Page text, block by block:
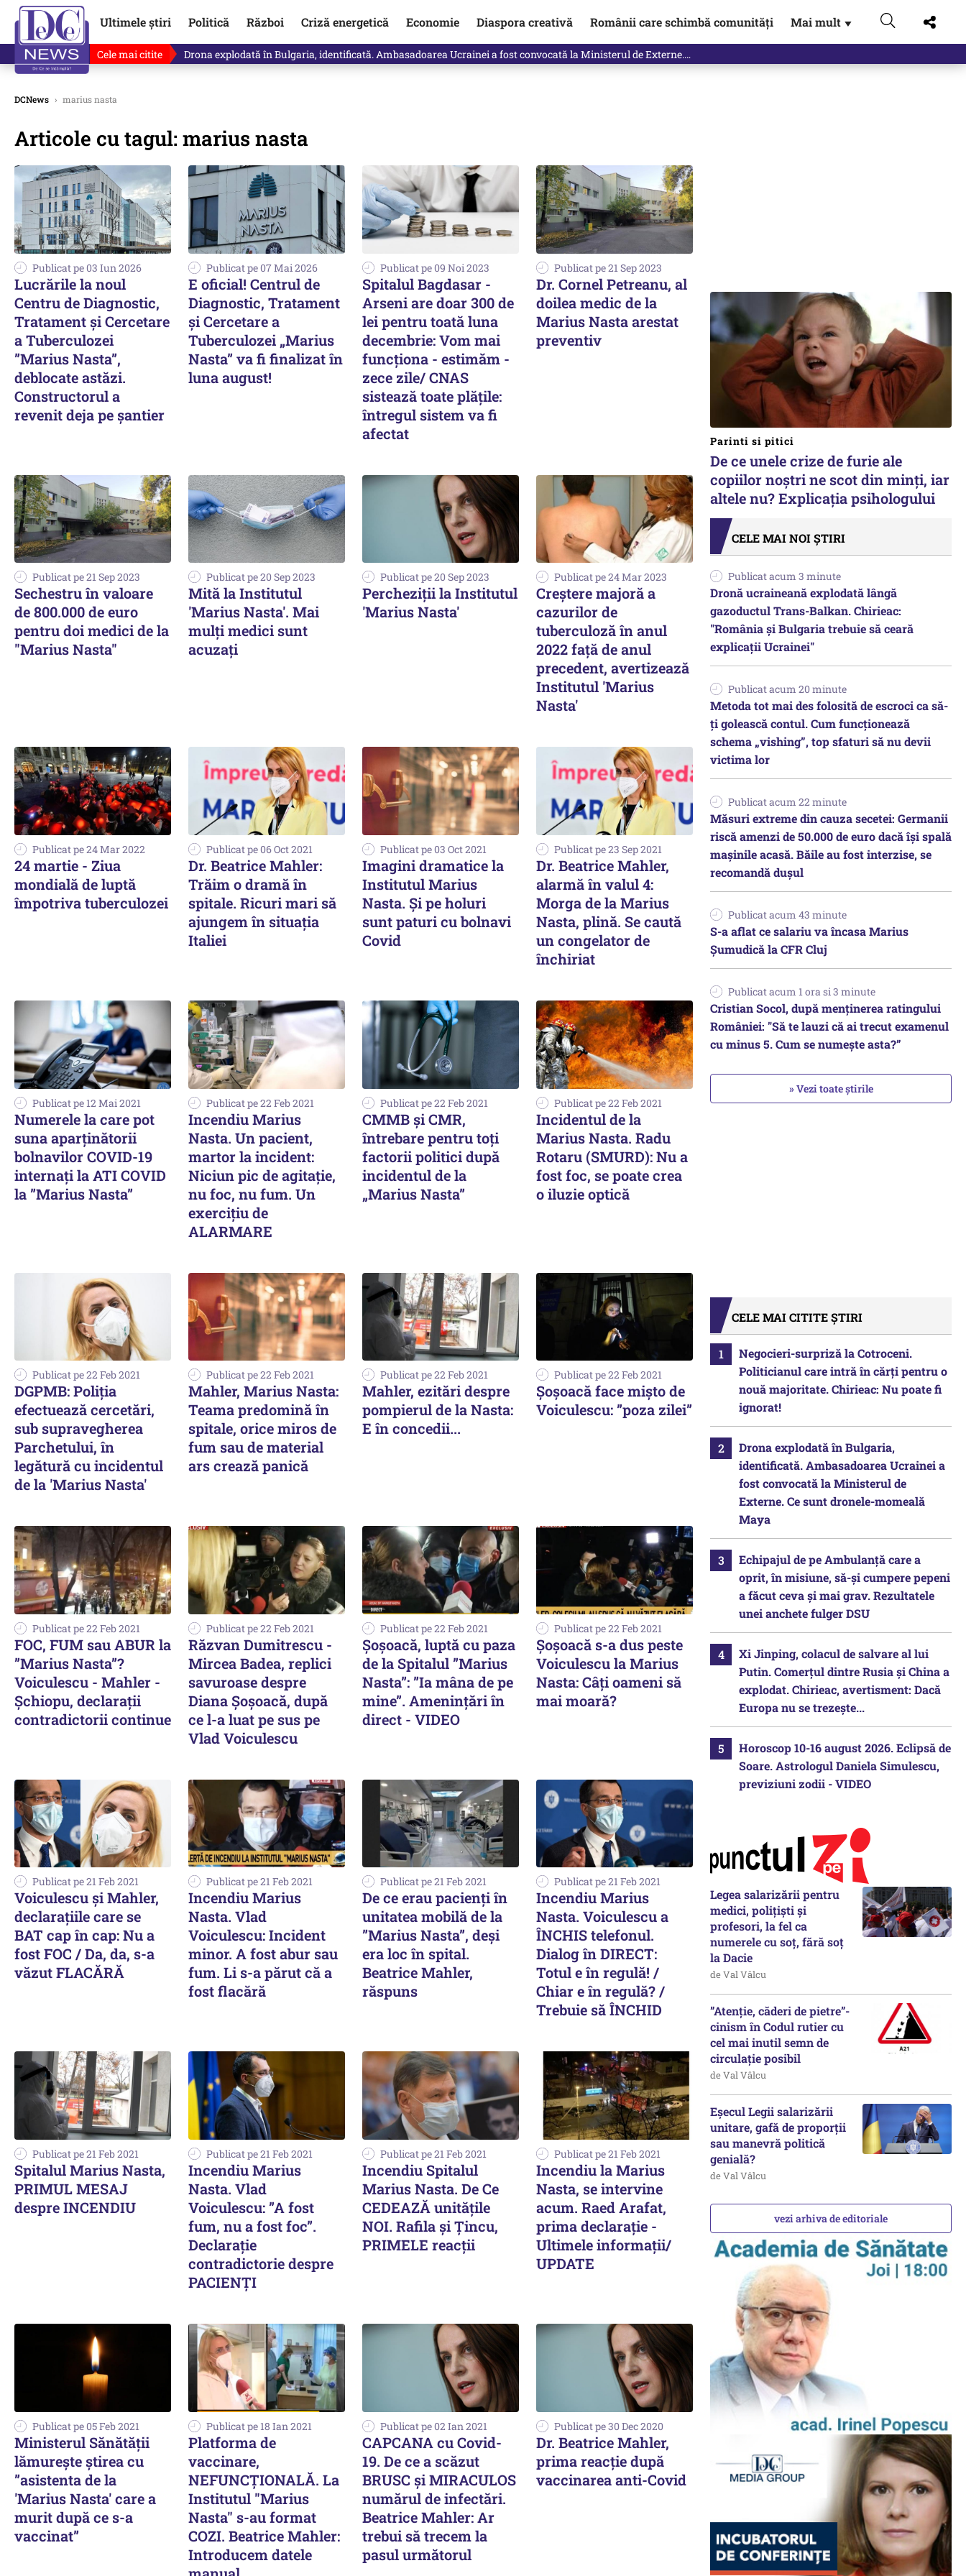
Ultimele știri Politică Război Criză energetică Economie Diaspora creativă Românii care schimbă comunități Mai mult ▼
Cele mai citite Drona explodată în Bulgaria, identificată. Ambasadoarea Ucrainei a fost convocată la Ministerul de Externe.…
DCNews › marius nasta
Articole cu tagul: marius nasta
Publicat pe 03 Iun 2026
Lucrările la noul
Centru de Diagnostic,
Tratament și Cercetare
a Tuberculozei
”Marius Nasta”,
deblocate astăzi.
Constructorul a
revenit deja pe șantier
Publicat pe 07 Mai 2026
E oficial! Centrul de
Diagnostic, Tratament
și Cercetare a
Tuberculozei „Marius
Nasta” va fi finalizat în
luna august!
Publicat pe 09 Noi 2023
Spitalul Bagdasar -
Arseni are doar 300 de
lei pentru toată luna
decembrie: Vom mai
funcţiona - estimăm -
zece zile/ CNAS
sistează toate plățile:
întregul sistem va fi
afectat
Publicat pe 21 Sep 2023
Dr. Cornel Petreanu, al
doilea medic de la
Marius Nasta arestat
preventiv
Publicat pe 21 Sep 2023
Sechestru în valoare
de 800.000 de euro
pentru doi medici de la
"Marius Nasta"
Publicat pe 20 Sep 2023
Mită la Institutul
'Marius Nasta'. Mai
mulți medici sunt
acuzați
Publicat pe 20 Sep 2023
Percheziţii la Institutul
'Marius Nasta'
Publicat pe 24 Mar 2023
Creştere majoră a
cazurilor de
tuberculoză în anul
2022 faţă de anul
precedent, avertizează
Institutul 'Marius
Nasta'
Publicat pe 24 Mar 2022
24 martie - Ziua
mondială de luptă
împotriva tuberculozei
Publicat pe 06 Oct 2021
Dr. Beatrice Mahler:
Trăim o dramă în
spitale. Ricuri mari să
ajungem în situația
Italiei
Publicat pe 03 Oct 2021
Imagini dramatice la
Institutul Marius
Nasta. Și pe holuri
sunt paturi cu bolnavi
Covid
Publicat pe 23 Sep 2021
Dr. Beatrice Mahler,
alarmă în valul 4:
Morga de la Marius
Nasta, plină. Se caută
un congelator de
închiriat
Publicat pe 12 Mai 2021
Numerele la care pot
suna aparținătorii
bolnavilor COVID-19
internați la ATI COVID
la ”Marius Nasta”
Publicat pe 22 Feb 2021
Incendiu Marius
Nasta. Un pacient,
martor la incident:
Niciun pic de agitație,
nu foc, nu fum. Un
exercițiu de
ALARMARE
Publicat pe 22 Feb 2021
CMMB și CMR,
întrebare pentru toți
factorii politici după
incidentul de la
„Marius Nasta”
Publicat pe 22 Feb 2021
Incidentul de la
Marius Nasta. Radu
Rotaru (SMURD): Nu a
fost foc, se poate crea
o iluzie optică
Publicat pe 22 Feb 2021
DGPMB: Poliţia
efectuează cercetări,
sub supravegherea
Parchetului, în
legătură cu incidentul
de la 'Marius Nasta'
Publicat pe 22 Feb 2021
Mahler, Marius Nasta:
Teama predomină în
spitale, orice miros de
fum sau de material
ars crează panică
Publicat pe 22 Feb 2021
Mahler, ezitări despre
pompierul de la Nasta:
E în concedii...
Publicat pe 22 Feb 2021
Șoșoacă face mișto de
Voiculescu: ”poza zilei”
Publicat pe 22 Feb 2021
FOC, FUM sau ABUR la
”Marius Nasta”?
Voiculescu - Mahler -
Șchiopu, declarații
contradictorii continue
Publicat pe 22 Feb 2021
Răzvan Dumitrescu -
Mircea Badea, replici
savuroase despre
Diana Șoșoacă, după
ce l-a luat pe sus pe
Vlad Voiculescu
Publicat pe 22 Feb 2021
Șoșoacă, luptă cu paza
de la Spitalul ”Marius
Nasta”: ”Ia mâna de pe
mine”. Amenințări în
direct - VIDEO
Publicat pe 22 Feb 2021
Șoșoacă s-a dus peste
Voiculescu la Marius
Nasta: Câți oameni să
mai moară?
Publicat pe 21 Feb 2021
Voiculescu și Mahler,
declarațiile care se
BAT cap în cap: Nu a
fost FOC / Da, da, s-a
văzut FLACĂRĂ
Publicat pe 21 Feb 2021
Incendiu Marius
Nasta. Vlad
Voiculescu: Incident
minor. A fost abur sau
fum. Li s-a părut că a
fost flacără
Publicat pe 21 Feb 2021
De ce erau pacienți în
unitatea mobilă de la
”Marius Nasta”, deși
era loc în spital.
Beatrice Mahler,
răspuns
Publicat pe 21 Feb 2021
Incendiu Marius
Nasta. Voiculescu a
ÎNCHIS telefonul.
Dialog în DIRECT:
Totul e în regulă! /
Chiar e în regulă? /
Trebuie să ÎNCHID
Publicat pe 21 Feb 2021
Spitalul Marius Nasta,
PRIMUL MESAJ
despre INCENDIU
Publicat pe 21 Feb 2021
Incendiu Marius
Nasta. Vlad
Voiculescu: ”A fost
fum, nu a fost foc”.
Declarație
contradictorie despre
PACIENȚI
Publicat pe 21 Feb 2021
Incendiu Spitalul
Marius Nasta. De Ce
CEDEAZĂ unitățile
NOI. Rafila și Țincu,
PRIMELE reacții
Publicat pe 21 Feb 2021
Incendiu la Marius
Nasta, se intervine
acum. Raed Arafat,
prima declarație -
Ultimele informații/
UPDATE
Publicat pe 05 Feb 2021
Ministerul Sănătății
lămurește știrea cu
”asistenta de la
'Marius Nasta' care a
murit după ce s-a
vaccinat”
Publicat pe 18 Ian 2021
Platforma de
vaccinare,
NEFUNCȚIONALĂ. La
Institutul "Marius
Nasta" s-au format
COZI. Beatrice Mahler:
Introducem datele
Publicat pe 02 Ian 2021
CAPCANA cu Covid-
19. De ce a scăzut
BRUSC și MIRACULOS
numărul de infectări.
Beatrice Mahler: Ar
trebui să trecem la
pasul următorul
Publicat pe 30 Dec 2020
Dr. Beatrice Mahler,
prima reacție după
vaccinarea anti-Covid
Parinti si pitici
De ce unele crize de furie ale
copiilor noștri ne scot din minți, iar
altele nu? Explicația psihologului
CELE MAI NOI ȘTIRI
Publicat acum 3 minute
Dronă ucraineană explodată lângă
gazoductul Trans-Balkan. Chirieac:
"România și Bulgaria trebuie să ceară
explicații Ucrainei"
Publicat acum 20 minute
Metoda tot mai des folosită de escroci ca să-
ți golească contul. Cum funcționează
schema „vishing”, top sfaturi să nu devii
victima lor
Publicat acum 22 minute
Măsuri extreme din cauza secetei: Germanii
riscă amenzi de 50.000 de euro dacă își spală
mașinile acasă. Băile au fost interzise, se
recomandă dușul
Publicat acum 43 minute
S-a aflat ce salariu va încasa Marius
Șumudică la CFR Cluj
Publicat acum 1 ora si 3 minute
Cristian Socol, după menținerea ratingului
României: "Să te lauzi că ai trecut examenul
cu minus 5. Cum se numește asta?”
» Vezi toate știrile
CELE MAI CITITE ȘTIRI
Negocieri-surpriză la Cotroceni.
Politicianul care intră în cărți pentru o
nouă majoritate. Chirieac: Nu poate fi
ignorat!
Drona explodată în Bulgaria,
identificată. Ambasadoarea Ucrainei a
fost convocată la Ministerul de
Externe. Ce sunt dronele-momeală
Maya
Echipajul de pe Ambulanță care a
oprit, în misiune, să-și cumpere pepeni
a făcut ceva și mai grav. Rezultatele
unei anchete fulger DSU
Xi Jinping, colacul de salvare al lui
Putin. Comerțul dintre Rusia și China a
explodat. Chirieac, avertisment: Dacă
Europa nu se trezește...
Horoscop 10-16 august 2026. Eclipsă de
Soare. Astrologul Daniela Simulescu,
previziuni zodii - VIDEO
Legea salarizării pentru
medici, polițiști și
profesori, la fel ca
numerele cu soț, fără soț
la Dacie
de Val Vâlcu
”Atenție, căderi de pietre”-
cinism în Codul rutier cu
cel mai inutil semn de
circulație posibil
de Val Vâlcu
Eșecul Legii salarizării
unitare, gafă de proporții
sau manevră politică
genială?
de Val Vâlcu
vezi arhiva de editoriale